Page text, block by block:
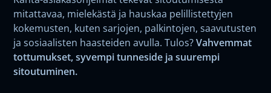
mitattavaa, mielekästä ja hauskaa pelillistettyjen
kokemusten, kuten sarjojen, palkintojen, saavutusten
ja sosiaalisten haasteiden avulla. Tulos?Vahvemmat
tottumukset, syvempi tunneside ja suurempi
sitoutuminen.